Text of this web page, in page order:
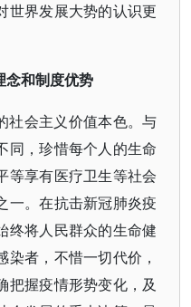
世界发展大势的认识更
念和制度优势
社会主义价值本色。与
同，珍惜每个人的生命
等享有医疗卫生等社会
一。在抗击新冠肺炎疫
终将人民群众的生命健
者，不惜一切代价，
把握疫情形势变化，及